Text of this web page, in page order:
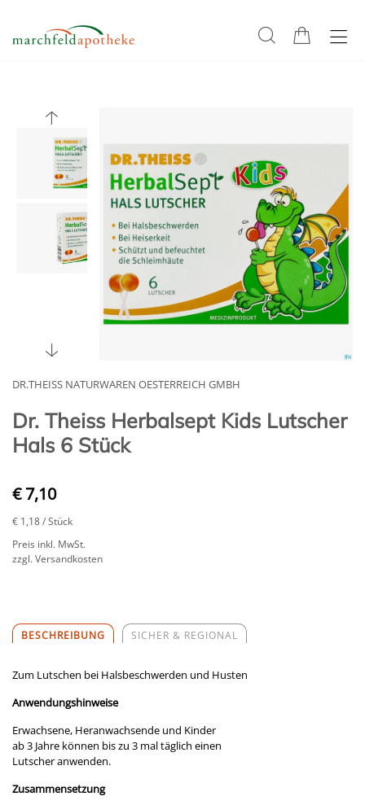
DR.THEISS NATURWAREN OESTERREICH GMBH
Dr. Theiss Herbalsept Kids Lutscher
Hals 6 Stück
€ 7,10
€ 1,18/ Stück
Preis inkl. MwSt.
zzgl. Versandkosten
BESCHREIBUNG SICHER & REGIONAL
Zum Lutschen bei Halsbeschwerden und Husten
Anwendungshinweise
Erwachsene, Heranwachsende und Kinder
ab 3 Jahre können bis zu 3 mal täglich einen
Lutscher anwenden.
Zusammensetzung